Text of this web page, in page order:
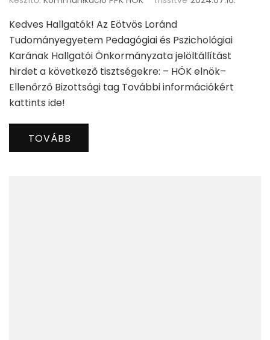
Kedves Hallgatók! Az Eötvös Loránd
Tudományegyetem Pedagógiai és Pszichológiai
Karának Hallgatói Önkormányzata jelöltállítást
hirdet a következő tisztségekre: – HÖK elnök–
Ellenőrző Bizottsági tag További információkért
kattints ide!
TOVÁBB